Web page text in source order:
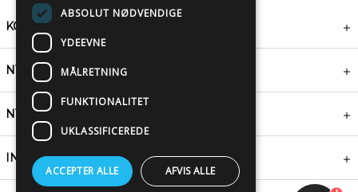
KONTAKT
NYHEDSBREV
NYTTIGE LINKS
INSPIRATION
ABSOLUT NØDVENDIGE
YDEEVNE
MÅLRETNING
FUNKTIONALITET
UKLASSIFICEREDE
ACCEPTER ALLE AFVIS ALLE